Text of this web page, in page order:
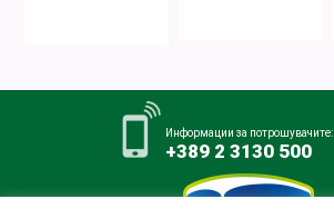
Информации за потрошувачите:
+389 2 3130 500